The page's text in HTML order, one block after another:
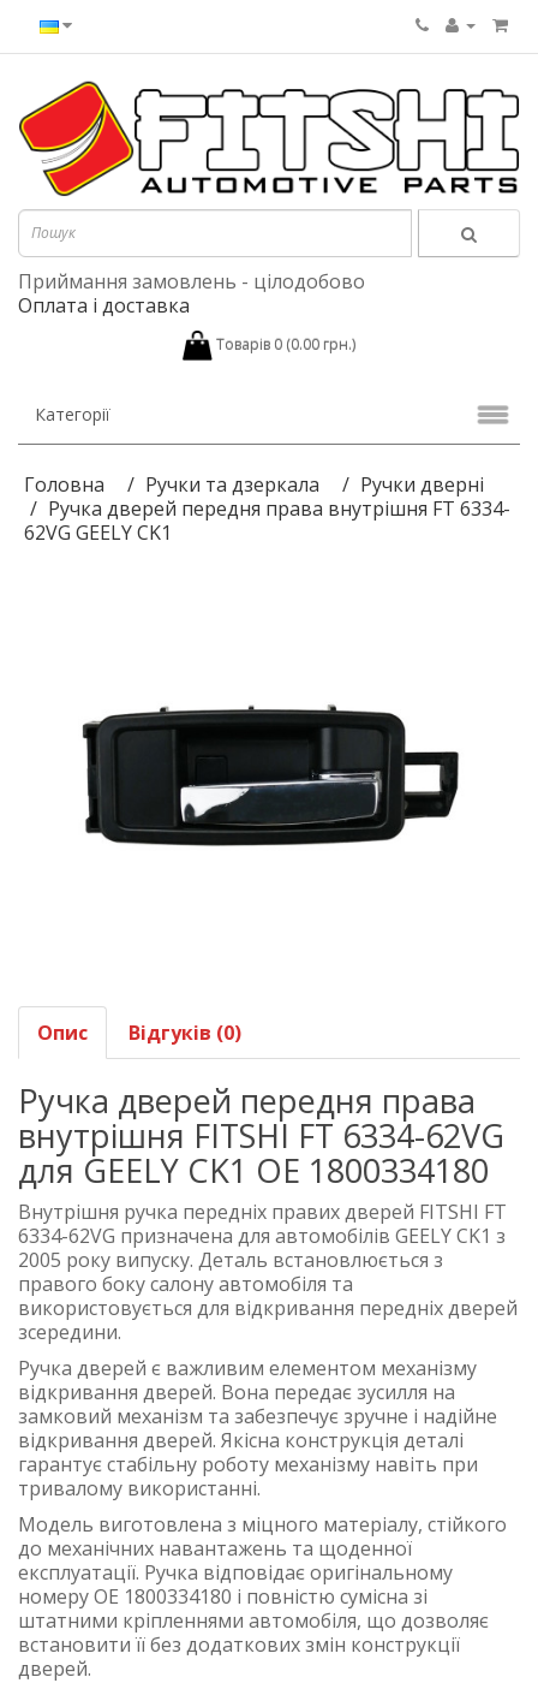
Приймання замовлень - цілодобово
Оплата і доставка
Товарів 0 (0.00 грн.)
Категорії
Головна Ручки та дзеркала
Ручки дверні
Ручка дверей передня права внутрішня FT 6334-
62VG GEELY CK1
Опис Відгуків (0)
Ручка дверей передня права
внутрішня FITSHI FT 6334-62VG
для GEELY CK1 OE 1800334180
Внутрішня ручка передніх правих дверей FITSHI FT
6334-62VG призначена для автомобілів GEELY CK1 з
2005 року випуску. Деталь встановлюється з
правого боку салону автомобіля та
використовується для відкривання передніх дверей
зсередини.
Ручка дверей є важливим елементом механізму
відкривання дверей. Вона передає зусилля на
замковий механізм та забезпечує зручне і надійне
відкривання дверей. Якісна конструкція деталі
гарантує стабільну роботу механізму навіть при
тривалому використанні.
Модель виготовлена з міцного матеріалу, стійкого
до механічних навантажень та щоденної
експлуатації. Ручка відповідає оригінальному
номеру OE 1800334180 і повністю сумісна зі
штатними кріпленнями автомобіля, що дозволяє
встановити її без додаткових змін конструкції
дверей.